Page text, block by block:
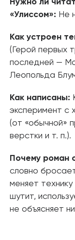
Нужно ли
«Улиссом»: Не
Как устроен
(Герой первых
последней —
Леопольда
Как написаны:
эксперимент с
(от «обычной»
верстки и т. п.).
Почему роман
словно
меняет
шутит,
не объясняет